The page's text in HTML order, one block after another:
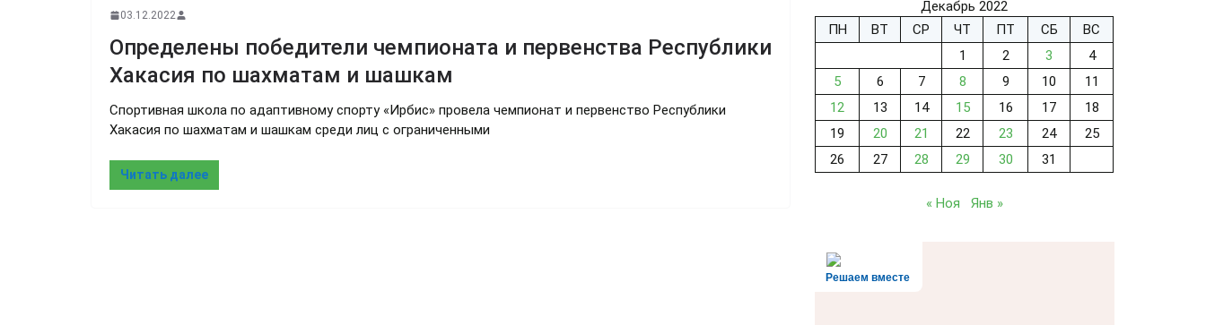
03.12.2022
Определены победители чемпионата и первенства Республики
Хакасия по шахматам и шашкам
Спортивная школа по адаптивному спорту «Ирбис» провела чемпионат и первенство Республики
Хакасия по шахматам и шашкам среди лиц с ограниченными
Читать далее
Декабрь 2022
ПН
ВТ СР ЧТ ПТ СБ
ВС
1
2 3
4
5
6 7 8 9 10
11
12
13 14 15 16 17
18
19
20 21 22 23 24
25
26
27 28 29 30 31
« Ноя Янв »
Решаем вместе